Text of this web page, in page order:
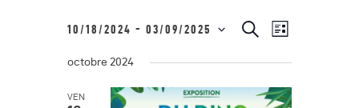
R
e
c
R
h
r
c
N
i
L
s
e
10/18/2024 - 03/09/2025
é
octobre 2024
VEN